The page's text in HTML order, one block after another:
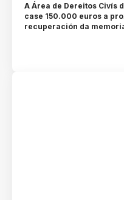
A Área de Dereitos Civís
case 150.000 euros a
recuperación da